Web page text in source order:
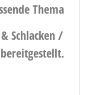
Thema
Schlacken /